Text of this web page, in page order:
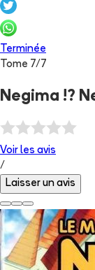
Terminée
Tome 7/ 7
Negima !?
Voir les avis
/
Laisser un avis